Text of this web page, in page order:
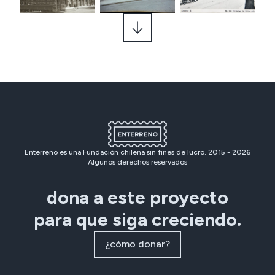
Getty Museum | ID: 96.R.1
Enterreno es una Fundación chilena sin fines de lucro. 2015 - 2026
Algunos derechos reservados
dona a este proyecto
para que siga creciendo.
¿cómo donar?